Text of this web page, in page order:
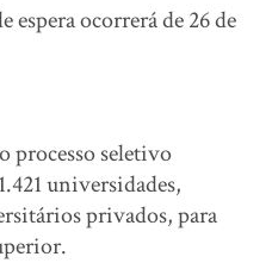
espera ocorrerá de 26 de
processo seletivo
universidades,
privados, para